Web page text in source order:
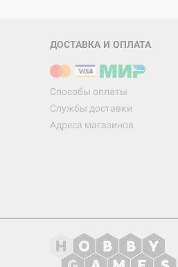
ДОСТАВКА И ОПЛАТА
Способы оплаты
Службы доставки
Адреса магазинов